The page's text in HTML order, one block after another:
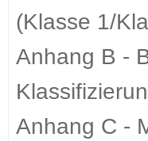
(Klasse 1/
Anhang B -
Anhang C -